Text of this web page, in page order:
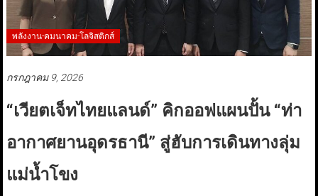
พลังงาน-คมนาคม-โลจิสติกส์
กรกฎาคม 9, 2026
“เวียตเจ็ทไทยแลนด์” คิกออฟแผนปั้น “ท่า
อากาศยานอุดรธานี” สู่ฮับการเดินทางลุ่ม
แม่น้ำโขง